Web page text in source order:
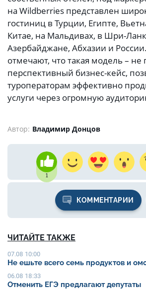
на Wildberries представлен
гостиниц в Турции, Египте,
Китае, на Мальдивах, в Шри-
Азербайджане, Абхазии и
отмечают, что такая модель – не
перспективный бизнес-кейс,
туроператорам эффективно
услуги через огромную
Автор: Владимир Донцов
1
КОММЕНТАРИИ
ЧИТАЙТЕ ТАКЖЕ
07.08 10:00
Не ешьте всего семь продуктов и
06.08 18:33
Отменить ЕГЭ предлагают депутаты